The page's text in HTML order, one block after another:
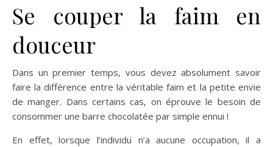
Se couper la faim en
douceur
Dans un premier temps, vous devez absolument savoir
faire la différence entre la véritable faim et la petite envie
de manger. Dans certains cas, on éprouve le besoin de
consommer une barre chocolatée par simple ennui !
En effet, lorsque l’individu n’a aucune occupation, il a